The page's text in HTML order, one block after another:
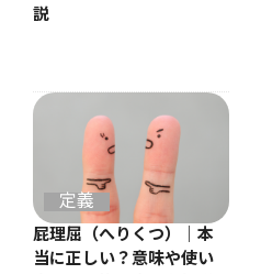
説
定義
屁理屈（へりくつ）｜本
当に正しい？意味や使い